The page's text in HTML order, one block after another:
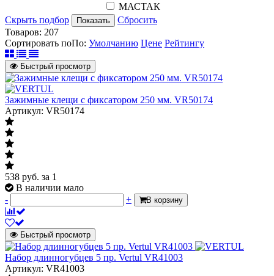
МАСТАК
Скрыть подбор
Показать
Сбросить
Товаров: 207
Сортировать поПо: Умолчанию Цене Рейтингу
Быстрый просмотр
Зажимные клещи с фиксатором 250 мм. VR50174
Артикул: VR50174
538 руб. за 1
В наличии мало
-
+ В корзину
Быстрый просмотр
Набор длинногубцев 5 пр. Vertul VR41003
Артикул: VR41003